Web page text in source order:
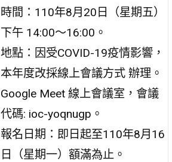
時間：110年8月20日（星期五）
下午 14:00～16:00。
地點：因受COVID-19疫情影響，
本年度改採線上會議方式 辦理。
Google Meet 線上會議室，會議
代碼: ioc-yoqnugp。
報名日期：即日起至110年8月16
日（星期一）額滿為止。